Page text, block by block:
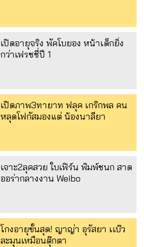
เปิดอายุจริง พัคโบยอง หน้าเด็กยิ่ง
กว่าเฟรชชี่ปี 1
เปิดภาพ3ทายาท ฟลุค เกริกพล คน
หลุดโฟกัสมองแต่ น้องนาลียา
เจาะ2ลุคสวย ใบเฟิร์น พิมพ์ชนก สาด
ออร่ากลางงาน Weibo
โกงอายุขั้นสุด! ญาญ่า อุรัสยา เเบ๊ว
ละมุนเหมือนตุ๊กตา